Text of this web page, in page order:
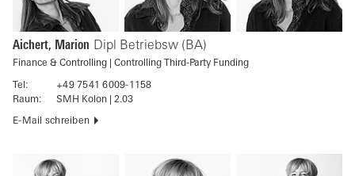
Aichert, Marion Dipl Betriebsw (BA)
Finance & Controlling | Controlling Third-Party Funding
Tel:
+49 7541 6009-1158
Raum:
SMH Kolon | 2.03
E-Mail schreiben